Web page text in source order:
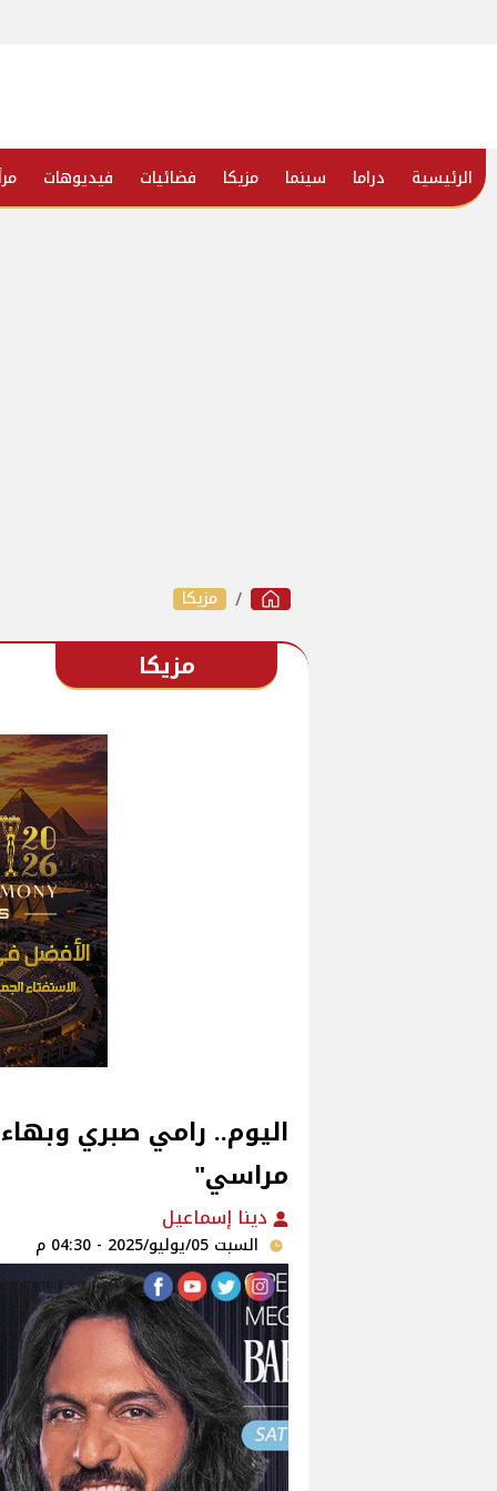
الرئيسية دراما سينما مزيكا فضائيات فيديوهات
مزيكا
مزيكا
اليوم.. رامي صبري
مراسي"
دينا إسماعيل
السبت 05/يوليو/2025 - 04:30 م